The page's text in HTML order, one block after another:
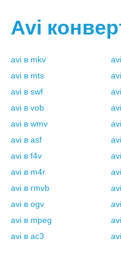
Avi
avi в mkv avi
avi в mts avi
avi в swf avi
avi в vob avi
avi в wmv avi
avi в asf avi
avi в f4v avi
avi в m4r avi
avi в rmvb avi
avi в ogv avi
avi в mpeg avi
avi в ac3 avi